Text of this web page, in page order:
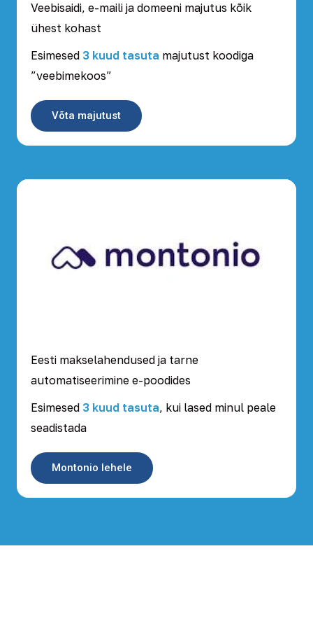
Veebisaidi, e-maili ja domeeni majutus kõik
ühest kohast
Esimesed 3 kuud tasuta majutust koodiga
”veebimekoos”
Võta majutust
Eesti makselahendused ja tarne
automatiseerimine e-poodides
Esimesed 3 kuud tasuta, kui lased minul peale
seadistada
Montonio lehele